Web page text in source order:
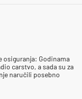
osiguranja: Godinama
carstvo, a sada su za
naručili posebno